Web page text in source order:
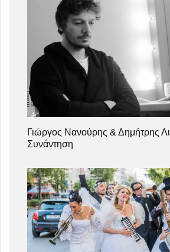
Γιώργος Νανούρης & Δημήτρης
Συνάντηση